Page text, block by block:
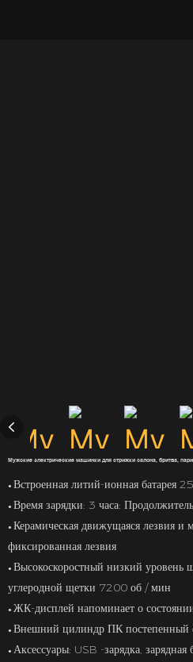
Мужские электрические машинки для стрижки салона, бритва,
● Встроенная литий-ионная батарея
● Время зарядки: 3 часа;
● Керамическая движущаяся лезвия и
фиксированная лезвия
● Высокоскоростный низкий
углеродной щетки 7200 об / мин
● ЖК-дисплей напоминает о
● Внешний цилиндр ПК постепенный
● Аксессуары: USB -зарядка, зарядная